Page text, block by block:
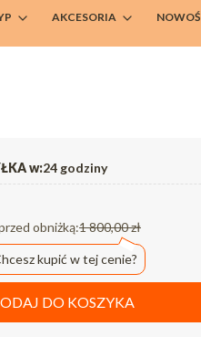
AKCESORIA
w:24 godziny
obniżką:1 800,00 zł
kupić w tej cenie?
DO KOSZYKA